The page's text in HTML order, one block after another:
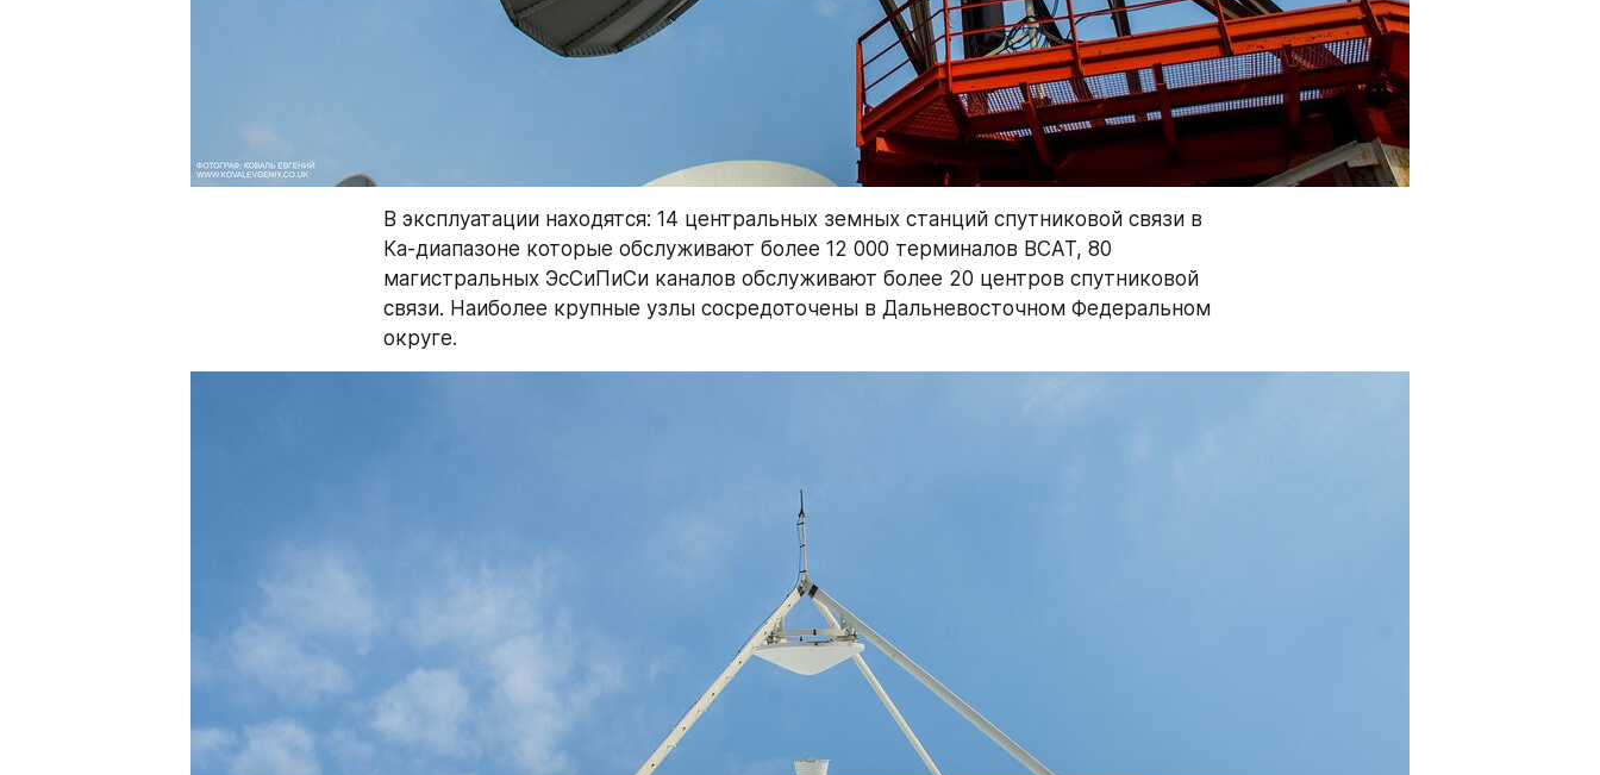
В эксплуатации находятся: 14 центральных земных станций спутниковой связи в
Ка-диапазоне которые обслуживают более 12 000 терминалов ВСАТ, 80
магистральных ЭсСиПиСи каналов обслуживают более 20 центров спутниковой
связи. Наиболее крупные узлы сосредоточены в Дальневосточном Федеральном
округе.